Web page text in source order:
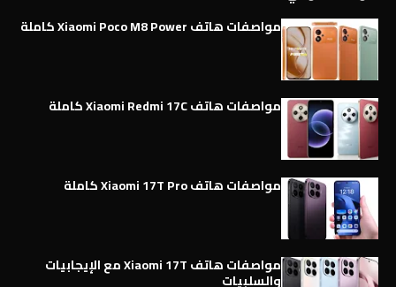
مواصفات هاتف Xiaomi Poco M8 Power كاملة
مواصفات هاتف Xiaomi Redmi 17C كاملة
مواصفات هاتف Xiaomi 17T Pro كاملة
مواصفات هاتف Xiaomi 17T مع الإيجابيات
والسلبيات